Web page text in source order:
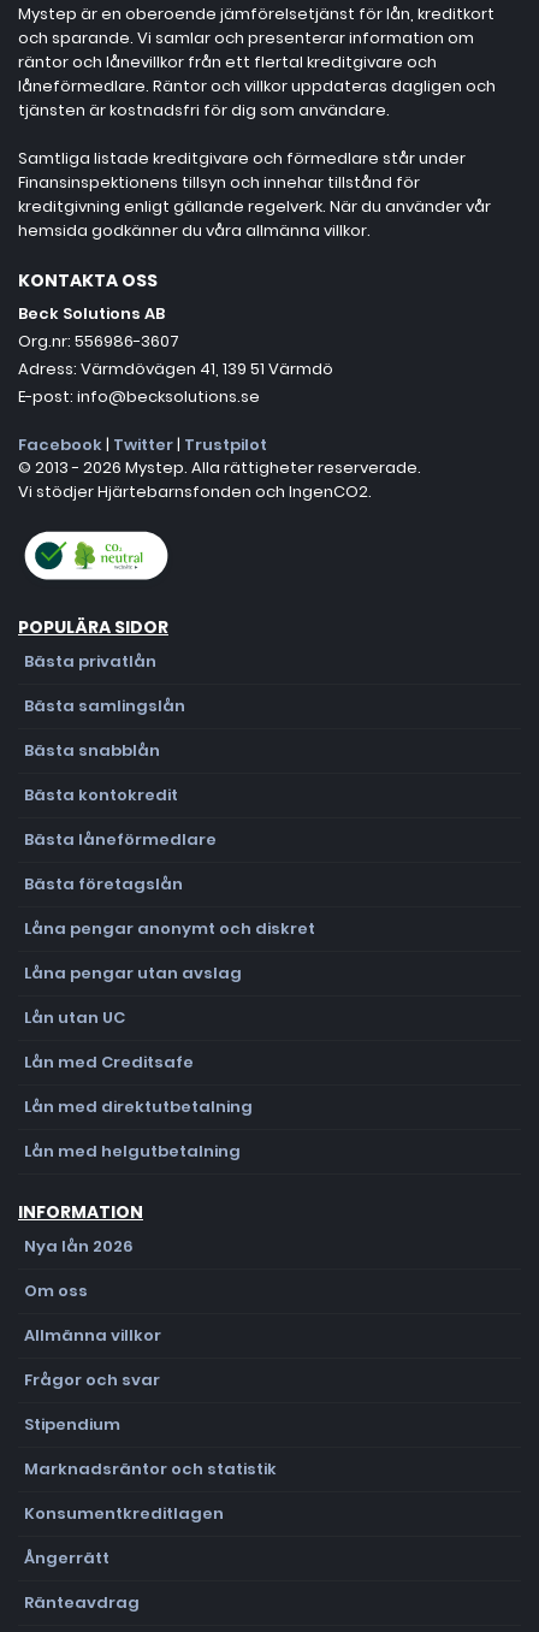
Mystep är en oberoende jämförelsetjänst för lån, kreditkort
och sparande. Vi samlar och presenterar information om
räntor och lånevillkor från ett flertal kreditgivare och
låneförmedlare. Räntor och villkor uppdateras dagligen och
tjänsten är kostnadsfri för dig som användare.
Samtliga listade kreditgivare och förmedlare står under
Finansinspektionens tillsyn och innehar tillstånd för
kreditgivning enligt gällande regelverk. När du använder vår
hemsida godkänner du våra allmänna villkor.
KONTAKTA OSS
Beck Solutions AB
Org.nr: 556986-3607
Adress: Värmdövägen 41, 139 51 Värmdö
E-post: info@becksolutions.se
Facebook | Twitter| Trustpilot
© 2013 - 2026 Mystep. Alla rättigheter reserverade.
Vi stödjer Hjärtebarnsfonden och IngenCO2.
POPULÄRA SIDOR
Bästa privatlån
Bästa samlingslån
Bästa snabblån
Bästa kontokredit
Bästa låneförmedlare
Bästa företagslån
Låna pengar anonymt och diskret
Låna pengar utan avslag
Lån utan UC
Lån med Creditsafe
Lån med direktutbetalning
Lån med helgutbetalning
INFORMATION
Nya lån 2026
Om oss
Allmänna villkor
Frågor och svar
Stipendium
Marknadsräntor och statistik
Konsumentkreditlagen
Ångerrätt
Ränteavdrag